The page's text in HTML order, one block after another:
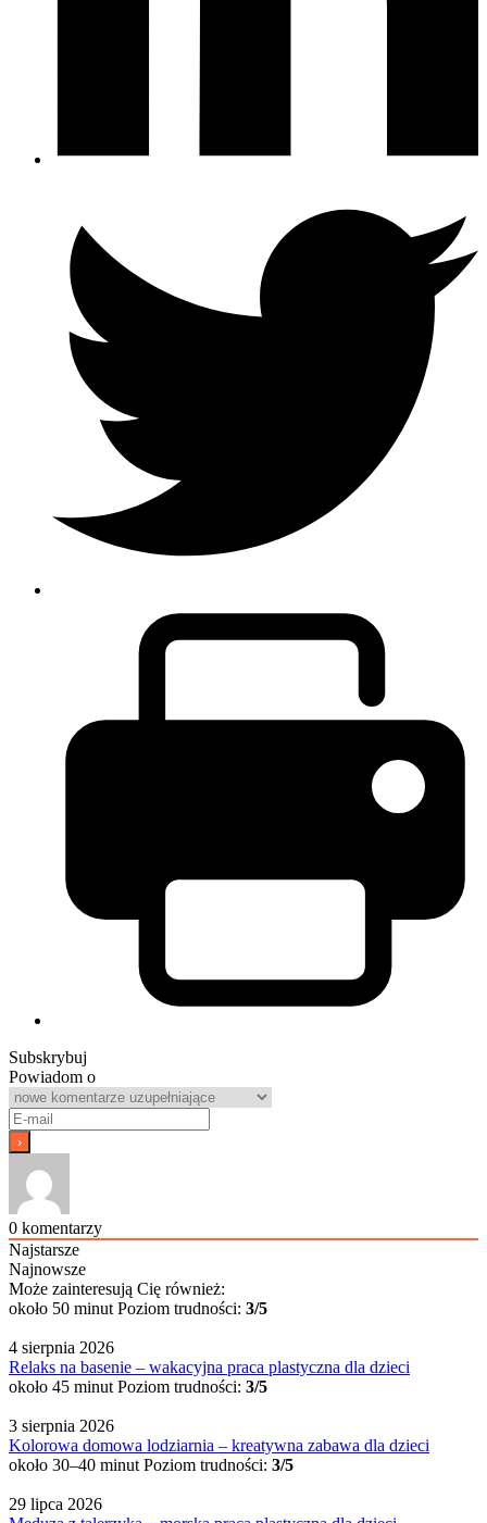
Subskrybuj
Powiadom o
0 komentarzy
Najstarsze
Najnowsze
Może zainteresują Cię również:
około 50 minut Poziom trudności: 3/5
4 sierpnia 2026
Relaks na basenie – wakacyjna praca plastyczna dla dzieci
około 45 minut Poziom trudności: 3/5
3 sierpnia 2026
Kolorowa domowa lodziarnia – kreatywna zabawa dla dzieci
około 30–40 minut Poziom trudności: 3/5
29 lipca 2026